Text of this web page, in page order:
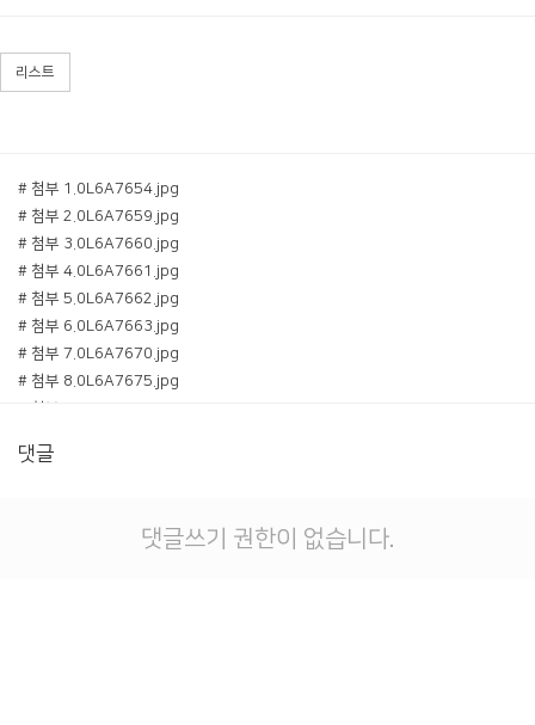
리스트
# 첨부 1.0L6A7654.jpg
# 첨부 2.0L6A7659.jpg
# 첨부 3.0L6A7660.jpg
# 첨부 4.0L6A7661.jpg
# 첨부 5.0L6A7662.jpg
# 첨부 6.0L6A7663.jpg
# 첨부 7.0L6A7670.jpg
# 첨부 8.0L6A7675.jpg
# 첨부 11.0L6A7698.jpg
# 첨부 14.0L6A7723.jpg
댓글
댓글쓰기 권한이 없습니다.